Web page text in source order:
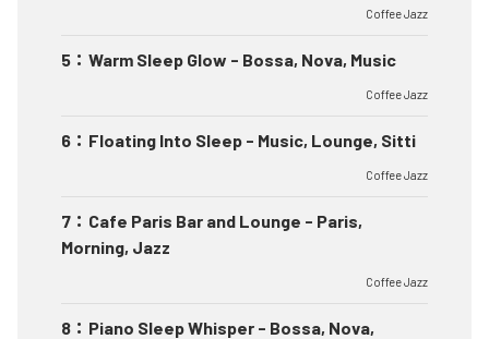
Coffee Jazz
5 ： Warm Sleep Glow - Bossa, Nova, Music
Coffee Jazz
6 ： Floating Into Sleep - Music, Lounge, Sitti
Coffee Jazz
7 ： Cafe Paris Bar and Lounge - Paris,
Morning, Jazz
Coffee Jazz
8 ： Piano Sleep Whisper - Bossa, Nova,